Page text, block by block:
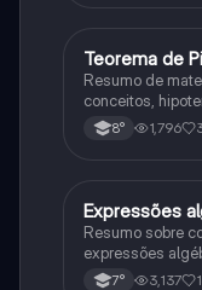
Matematica
Teorema de
Resumo de
conceitos,
8° 1,796
Matematica
Expressões
Resumo sobre
expressões
7° 3,137